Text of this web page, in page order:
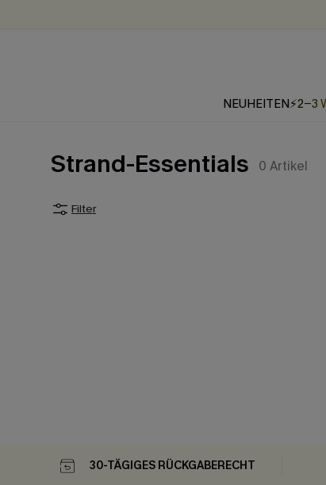
NEUHEITEN⚡2-3
Strand-Essentials 0 Artikel
Filter
30-TÄGIGES RÜCKGABERECHT